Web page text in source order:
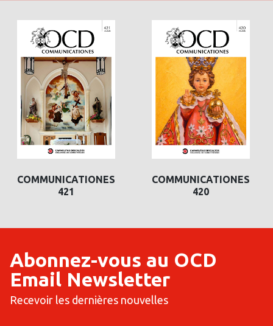
COMMUNICATIONES
421
COMMUNICATIONES
420
Abonnez-vous au OCD
Email Newsletter
Recevoir les dernières nouvelles